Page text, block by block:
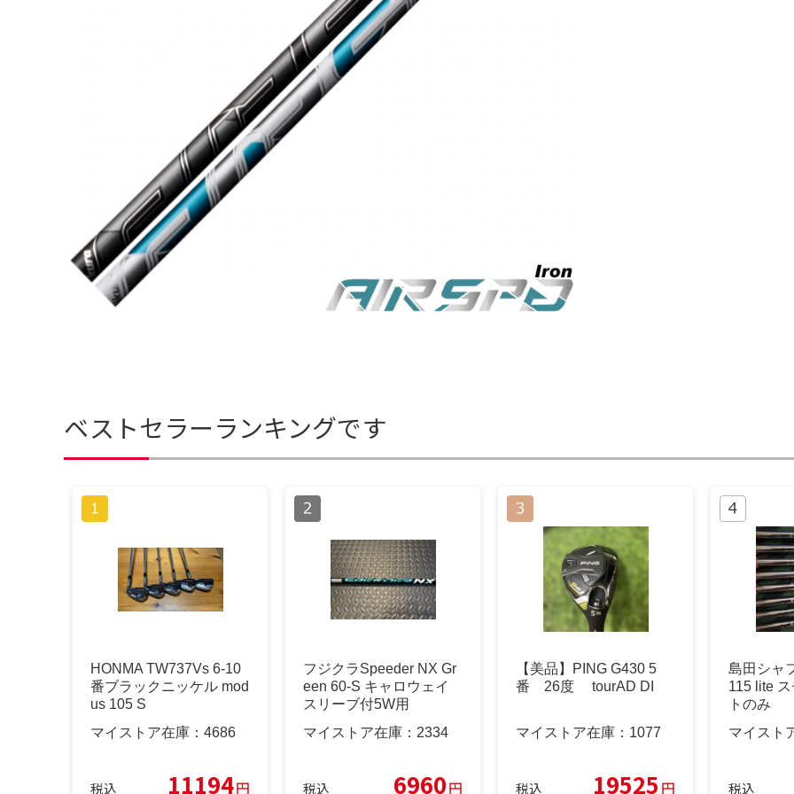
ベストセラーランキングです
HONMA TW737Vs 6-10
番ブラックニッケル mod
us 105 S
マイストア在庫： 4686
税込 11194円
フジクラSpeeder NX Gr
een 60-S キャロウェイ
スリーブ付5W用
マイストア在庫： 2334
税込 6960円
【美品】PING G430 5
番 26度 tourAD DI
マイストア在庫： 1077
税込 19525 円
島田シャ
115 lite
トのみ
マイスト
税込